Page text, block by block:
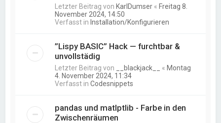
Letzter Beitrag von KarlDumser « Freitag 8.
November 2024, 14:50
Verfasst in Installation/Konfigurieren
”Lispy BASIC” Hack — furchtbar &
unvollstädig
Letzter Beitrag von __blackjack__ « Montag
4. November 2024, 11:34
Verfasst inCodesnippets
pandas und matlptlib - Farbe in den
Zwischenräumen